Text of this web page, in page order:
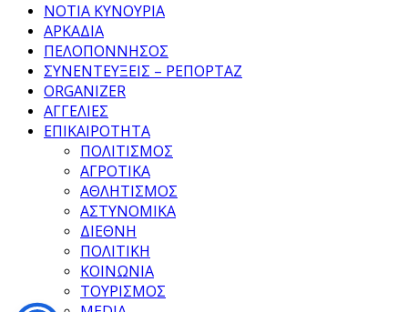
ΝΟΤΙΑ ΚΥΝΟΥΡΙΑ
ΑΡΚΑΔΙΑ
ΠΕΛΟΠΟΝΝΗΣΟΣ
ΣΥΝΕΝΤΕΥΞΕΙΣ – ΡΕΠΟΡΤΑΖ
ORGANIZER
ΑΓΓΕΛΙΕΣ
ΕΠΙΚΑΙΡΟΤΗΤΑ
ΠΟΛΙΤΙΣΜΟΣ
ΑΓΡΟΤΙΚΑ
ΑΘΛΗΤΙΣΜΟΣ
ΑΣΤΥΝΟΜΙΚΑ
ΔΙΕΘΝΗ
ΠΟΛΙΤΙΚΗ
ΚΟΙΝΩΝΙΑ
ΤΟΥΡΙΣΜΟΣ